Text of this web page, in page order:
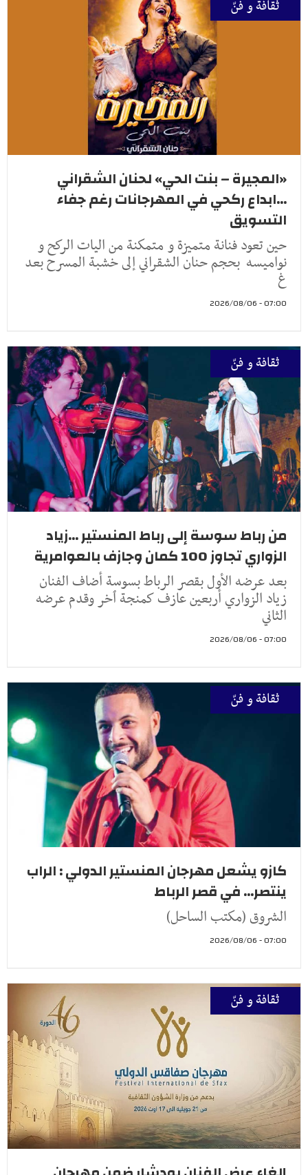
ثقافة و فنّ
«المجيرة – بنت الحي» لحنان الشقراني
...ابداع ركحي في المهرجانات رغم جفاء
التسويق
حين تعود فنانة متميزة و متمكنة من اليات الركح و
نواميسه بحجم حنان الشقراني إلى خشبة المسرح بعد
غ
07:00 - 2026/08/06
ثقافة و فنّ
من رباط سوسة إلى رباط المنستير ...زياد
الزواري تجاوز 100 كمان وجازف بالعوامرية
بعد عرضه الأول بقصر الرباط بسوسة أضاف الفنان
زياد الزواري أربعين عازف كمنجة ٱخر وقدم عرضه
الثاني
07:00 - 2026/08/06
ثقافة و فنّ
كازو يشعل مهرجان المنستير الدولي : الراب
ينتصر... في قصر الرباط
الشروق (مكتب الساحل)
07:00 - 2026/08/06
ثقافة و فنّ